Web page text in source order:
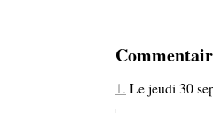
1. Le jeudi 30